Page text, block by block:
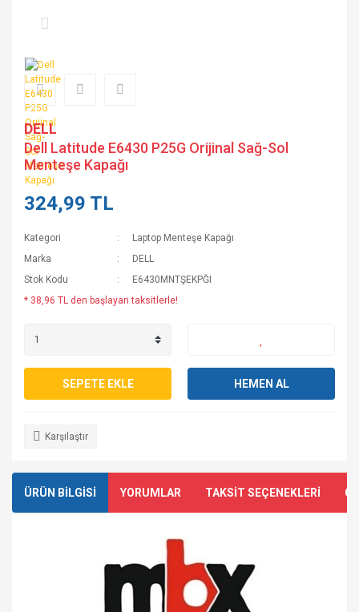
DELL
Dell Latitude E6430 P25G Orijinal Sağ-Sol
Menteşe Kapağı
324,99 TL
Kategori
Laptop Menteşe Kapağı
Marka
DELL
Stok Kodu
E6430MNTŞEKPĞI
* 38,96 TL den başlayan taksitlerle!
SEPETE EKLE HEMEN AL
Karşılaştır
ÜRÜN BİLGİSİ YORUMLAR TAKSİT SEÇENEKLERİ